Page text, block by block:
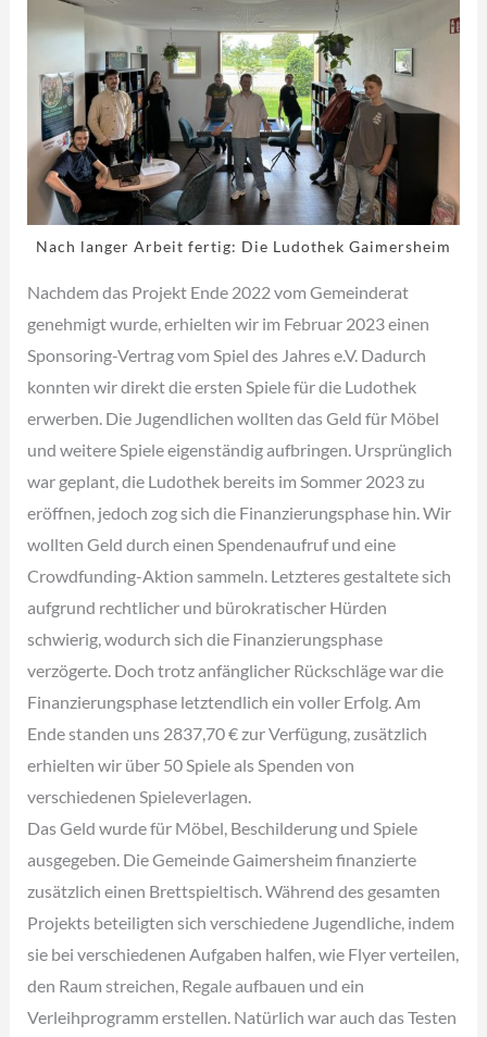
Nach langer Arbeit fertig: Die Ludothek Gaimersheim
Nachdem das Projekt Ende 2022 vom Gemeinderat
genehmigt wurde, erhielten wir im Februar 2023 einen
Sponsoring-Vertrag vom Spiel des Jahres e.V. Dadurch
konnten wir direkt die ersten Spiele für die Ludothek
erwerben. Die Jugendlichen wollten das Geld für Möbel
und weitere Spiele eigenständig aufbringen. Ursprünglich
war geplant, die Ludothek bereits im Sommer 2023 zu
eröffnen, jedoch zog sich die Finanzierungsphase hin. Wir
wollten Geld durch einen Spendenaufruf und eine
Crowdfunding-Aktion sammeln. Letzteres gestaltete sich
aufgrund rechtlicher und bürokratischer Hürden
schwierig, wodurch sich die Finanzierungsphase
verzögerte. Doch trotz anfänglicher Rückschläge war die
Finanzierungsphase letztendlich ein voller Erfolg. Am
Ende standen uns 2837,70 € zur Verfügung, zusätzlich
erhielten wir über 50 Spiele als Spenden von
verschiedenen Spieleverlagen.
Das Geld wurde für Möbel, Beschilderung und Spiele
ausgegeben. Die Gemeinde Gaimersheim finanzierte
zusätzlich einen Brettspieltisch. Während des gesamten
Projekts beteiligten sich verschiedene Jugendliche, indem
sie bei verschiedenen Aufgaben halfen, wie Flyer verteilen,
den Raum streichen, Regale aufbauen und ein
Verleihprogramm erstellen. Natürlich war auch das Testen